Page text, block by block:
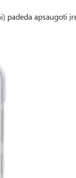
padeda apsaugoti